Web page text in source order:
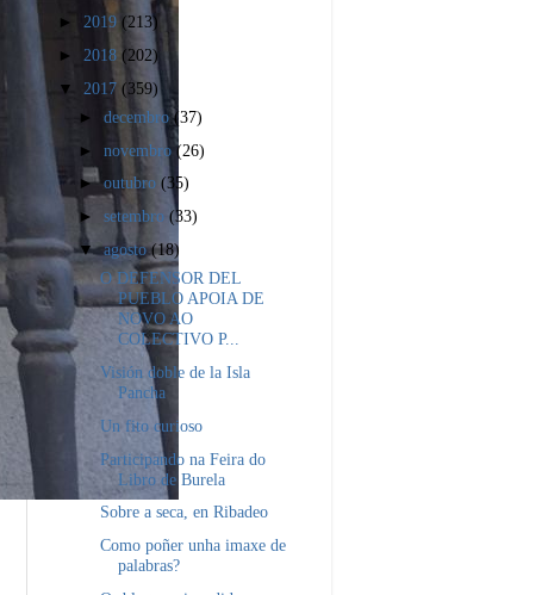
► 2019 (213)
► 2018 (202)
▼ 2017 (359)
►decembro(37)
►novembro(26)
►outubro(35)
►setembro(33)
▼agosto(18)
O DEFENSOR DEL
PUEBLO APOIA DE
NOVO AO
COLECTIVO P...
Visión doble de la Isla
Pancha
Un fito curioso
Participando na Feira do
Libro de Burela
Sobre a seca, en Ribadeo
Como poñer unha imaxe de
palabras?